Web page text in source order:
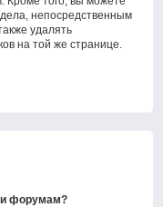
непосредственным
удалять
на той же странице.
форумам?